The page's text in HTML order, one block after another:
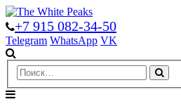
+7 915 082-34-50
Telegram WhatsApp VK